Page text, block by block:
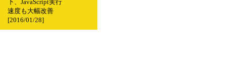
下、JavaScript実行
速度も大幅改善
[2016/01/28]